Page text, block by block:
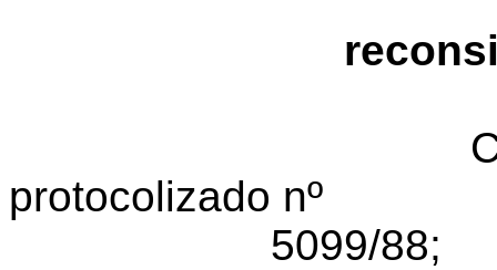
protocolizado nº
5099/88;